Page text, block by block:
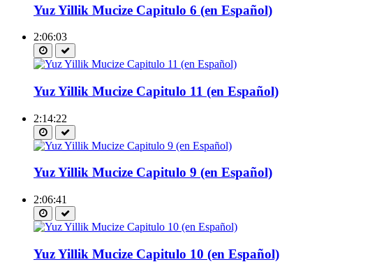
Yuz Yillik Mucize Capitulo 6 (en Español)
2:06:03
Yuz Yillik Mucize Capitulo 11 (en Español)
2:14:22
Yuz Yillik Mucize Capitulo 9 (en Español)
2:06:41
Yuz Yillik Mucize Capitulo 10 (en Español)